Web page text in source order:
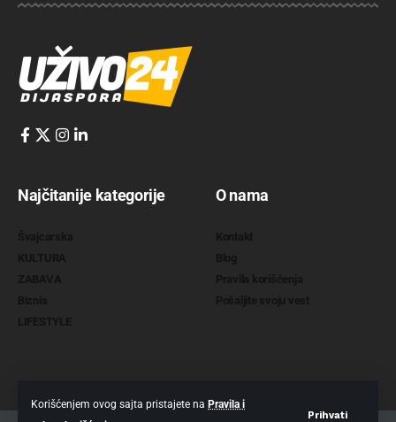
Korišćenjem ovog sajta pristajete na Pravila i
Prihvati
Najčitanije kategorije O nama